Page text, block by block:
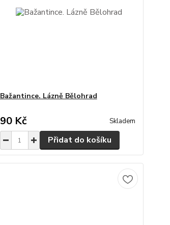
Bažantince. Lázně Bělohrad
90 Kč Skladem
Přidat do košíku